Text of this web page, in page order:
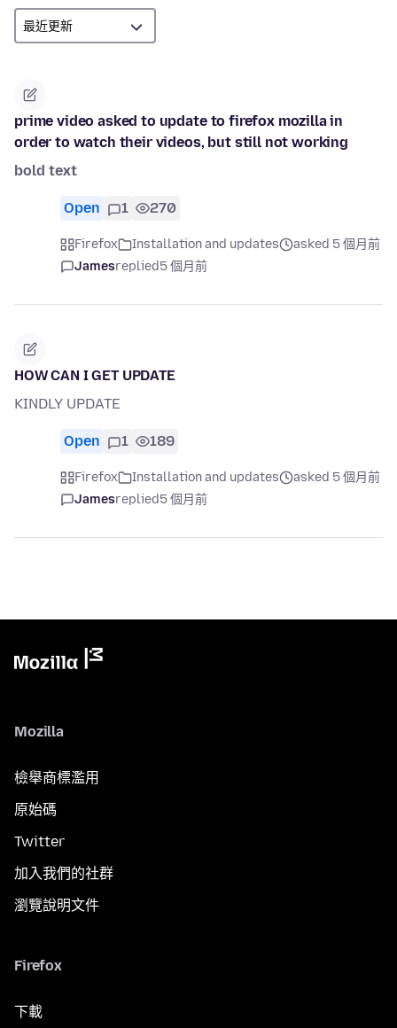
prime video asked to update to firefox mozilla in
order to watch their videos, but still not working
bold text
Open 1 270
Firefox Installation and updates
asked 5 個月前
Jamesreplied5 個月前
HOW CAN I GET UPDATE
KINDLY UPDATE
Open 1 189
Firefox Installation and updates
asked 5 個月前
Jamesreplied5 個月前
Mozilla
檢舉商標濫用
原始碼
Twitter
加入我們的社群
瀏覽說明文件
Firefox
下載